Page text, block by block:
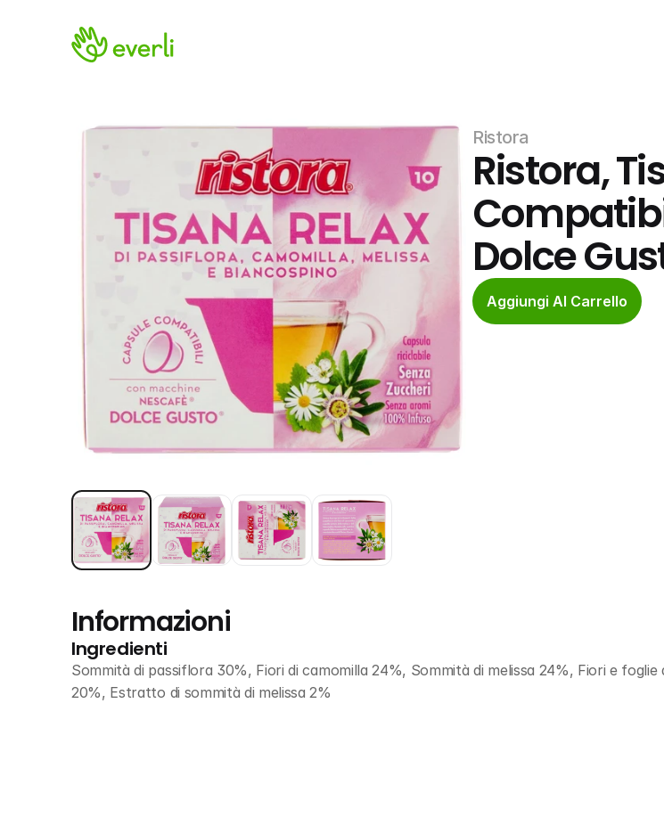
Ristora
Ristora,
Dolce
Aggiungi Al Carrello
Informazioni
Ingredienti
Sommità di passiflora 30%, Fiori di camomilla 24%, Sommità di melissa 24%, Fiori e foglie
20%, Estratto di sommità di melissa 2%